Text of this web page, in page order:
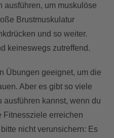
ausführen, um muskulöse
Brustmuskulatur
und so weiter.
keineswegs zutreffend.
Übungen geeignet, um die
Aber es gibt so viele
ausführen kannst, wenn du
Fitnessziele erreichen
nicht verunsichern: Es